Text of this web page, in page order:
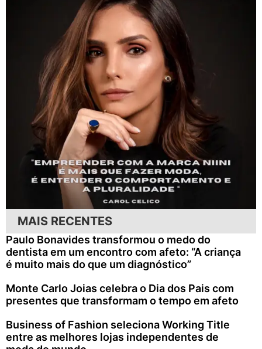
MAIS RECENTES
Paulo Bonavides transformou o medo do
dentista em um encontro com afeto: “A criança
é muito mais do que um diagnóstico”
Monte Carlo Joias celebra o Dia dos Pais com
presentes que transformam o tempo em afeto
Business of Fashion seleciona Working Title
entre as melhores lojas independentes de